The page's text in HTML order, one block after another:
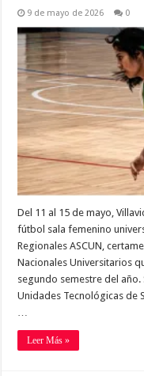
9 de mayo de 2026 0
Del 11 al 15 de mayo,
fútbol sala femenino
Regionales ASCUN,
Nacionales Universitarios
segundo semestre del
Unidades Tecnológicas de
Leer Más »